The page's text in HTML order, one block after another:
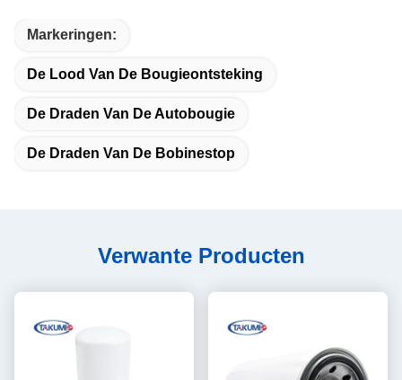
Markeringen:
De Lood Van De Bougieontsteking
De Draden Van De Autobougie
De Draden Van De Bobinestop
Verwante Producten